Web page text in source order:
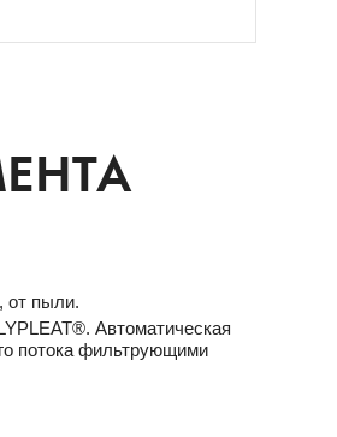
от пыли.
Автоматическая
потока фильтрующими